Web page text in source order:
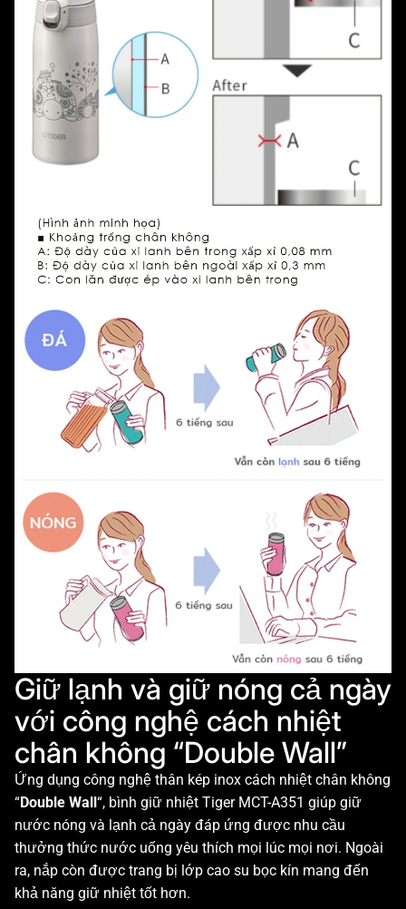
Giữ lạnh và giữ nóng cả ngày
với công nghệ cách nhiệt
chân không “Double Wall”
Ứng dụng công nghệ thân kép inox cách nhiệt chân không
“Double Wall“, bình giữ nhiệt Tiger MCT-A351 giúp giữ
nước nóng và lạnh cả ngày đáp ứng được nhu cầu
thưởng thức nước uống yêu thích mọi lúc mọi nơi. Ngoài
ra, nắp còn được trang bị lớp cao su bọc kín mang đến
khả năng giữ nhiệt tốt hơn.